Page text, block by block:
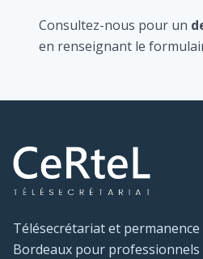
Consultez-nous pour un
en renseignant le
Télésecrétariat et
Bordeaux pour professionnels